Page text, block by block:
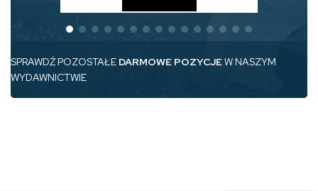
SPRAWDŹ POZOSTAŁE DARMOWE POZYCJEW NASZYM
WYDAWNICTWIE